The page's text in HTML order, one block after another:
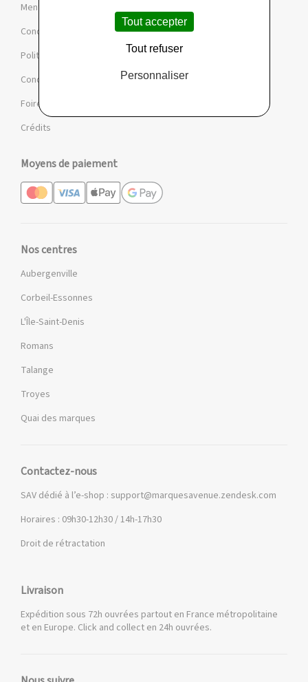
Mentions légales et CGU
Conditions de la Marketplace
Politique de confidentialité et de cookies
Conditions des offres et jeux
Foire aux questions
Crédits
Moyens de paiement
Nos centres
Aubergenville
Corbeil-Essonnes
L'Île-Saint-Denis
Romans
Talange
Troyes
Quai des marques
Contactez-nous
SAV dédié à l’e-shop : support@marquesavenue.zendesk.com
Horaires : 09h30-12h30 / 14h-17h30
Droit de rétractation
Livraison
Expédition sous 72h ouvrées partout en France métropolitaine
et en Europe. Click and collect en 24h ouvrées.
Tout accepter
Tout refuser
Personnaliser